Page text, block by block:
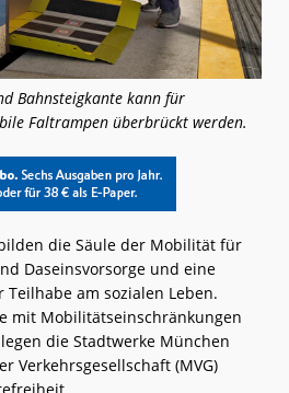
Bahnsteigkante kann für
Faltrampen überbrückt werden.
die Säule der Mobilität für
Daseinsvorsorge und eine
am sozialen Leben.
mit Mobilitätseinschränkungen
die Stadtwerke München
Verkehrsgesellschaft (MVG)